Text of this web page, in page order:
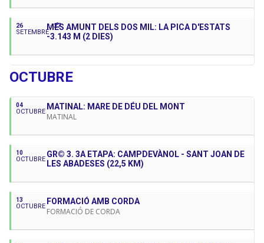
26
SETEMBRE
27
MÉS AMUNT DELS DOS MIL: LA PICA D'ESTATS
-3.143 M (2 DIES)
OCTUBRE
04
OCTUBRE
MATINAL: MARE DE DÉU DEL MONT
MATINAL
10
OCTUBRE
GR© 3. 3A ETAPA: CAMPDEVÀNOL - SANT JOAN DE
LES ABADESES (22,5 KM)
13
OCTUBRE
FORMACIÓ AMB CORDA
FORMACIÓ DE CORDA